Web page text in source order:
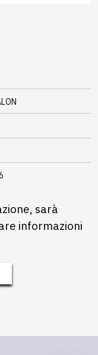
sarà
informazioni